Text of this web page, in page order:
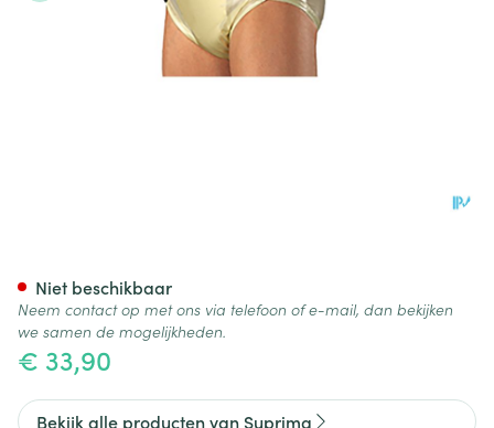
€ 33,90
Niet beschikbaar
Neem contact op met ons via telefoon of e-mail, dan bekijken
we samen de mogelijkheden.
Bekijk alle producten van Suprima